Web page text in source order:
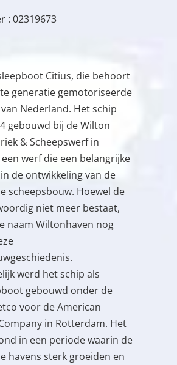
: 02319673
Citius, die behoort
generatie gemotoriseerde
Nederland. Het schip
gebouwd bij de Wilton
& Scheepswerf in
werf die een belangrijke
de ontwikkeling van de
scheepsbouw. Hoewel de
niet meer bestaat,
naam Wiltonhaven nog
werd het schip als
gebouwd onder de
voor de American
in Rotterdam. Het
in een periode waarin de
havens sterk groeiden en